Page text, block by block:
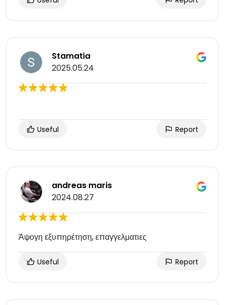
Stamatia
2025.05.24
Useful Report
andreas maris
2024.08.27
Άψογη εξυπηρέτηση, επαγγελματιες
Useful Report